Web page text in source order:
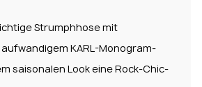
Strumphhose mit
KARL-Monogram-
saisonalen Look eine Rock-Chic-